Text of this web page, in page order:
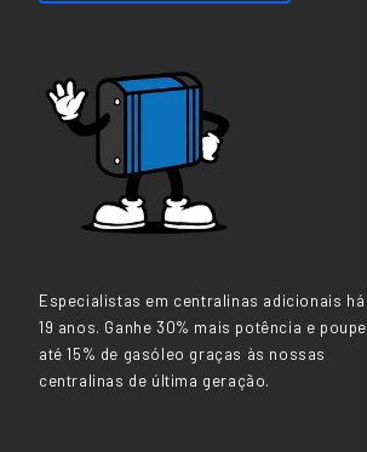
Especialistas em centralinas adicionais há
19 anos. Ganhe 30% mais potência e poupe
até 15% de gasóleo graças às nossas
centralinas de última geração.